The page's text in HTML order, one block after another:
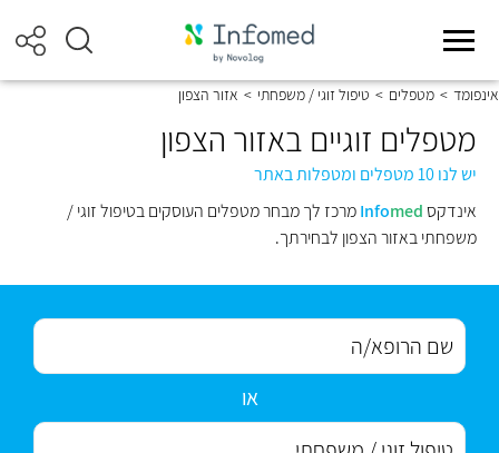
אינפומד > מטפלים > טיפול זוגי / משפחתי > אזור הצפון
מטפלים זוגיים באזור הצפון
יש לנו 10 מטפלים ומטפלות באתר
אינדקס
Infomed
מרכז לך מבחר מטפלים העוסקים בטיפול זוגי /
משפחתי באזור הצפון לבחירתך.
או